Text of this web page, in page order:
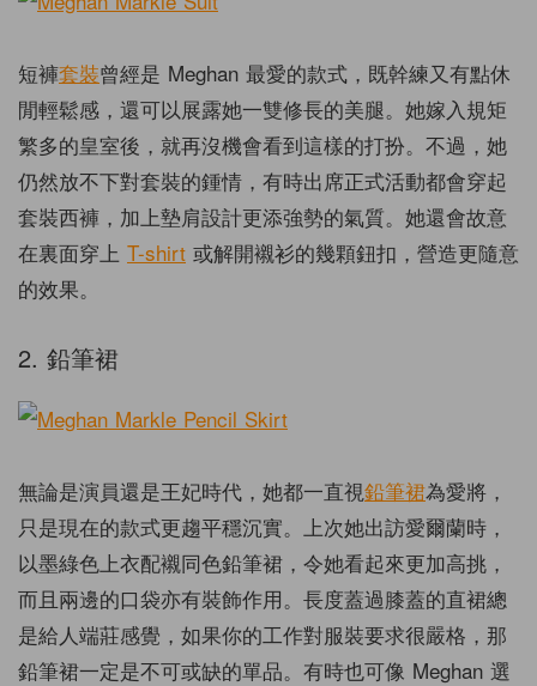
短褲套裝曾經是 Meghan 最愛的款式，既幹練又有點休
閒輕鬆感，還可以展露她一雙修長的美腿。她嫁入規矩
繁多的皇室後，就再沒機會看到這樣的打扮。不過，她
仍然放不下對套裝的鍾情，有時出席正式活動都會穿起
套裝西褲，加上墊肩設計更添強勢的氣質。她還會故意
在裏面穿上 T-shirt 或解開襯衫的幾顆鈕扣，營造更隨意
的效果。
2. 鉛筆裙
無論是演員還是王妃時代，她都一直視鉛筆裙為愛將，
只是現在的款式更趨平穩沉實。上次她出訪愛爾蘭時，
以墨綠色上衣配襯同色鉛筆裙，令她看起來更加高挑，
而且兩邊的口袋亦有裝飾作用。長度蓋過膝蓋的直裙總
是給人端莊感覺，如果你的工作對服裝要求很嚴格，那
鉛筆裙一定是不可或缺的單品。有時也可像 Meghan 選